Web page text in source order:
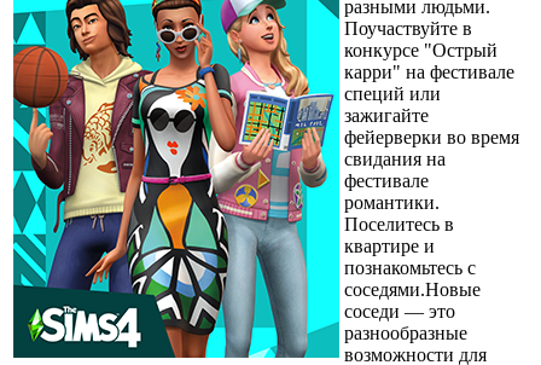
разными людьми.
Поучаствуйте в
конкурсе "Острый
карри" на фестивале
специй или
зажигайте
фейерверки во время
свидания на
фестивале
романтики.
Поселитесь в
квартире и
познакомьтесь с
соседями.Новые
соседи — это
разнообразные
возможности для